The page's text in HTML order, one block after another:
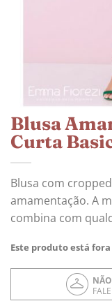
Blusa
Curta
Blusa com
amamentação. A
combina com
Este produto está